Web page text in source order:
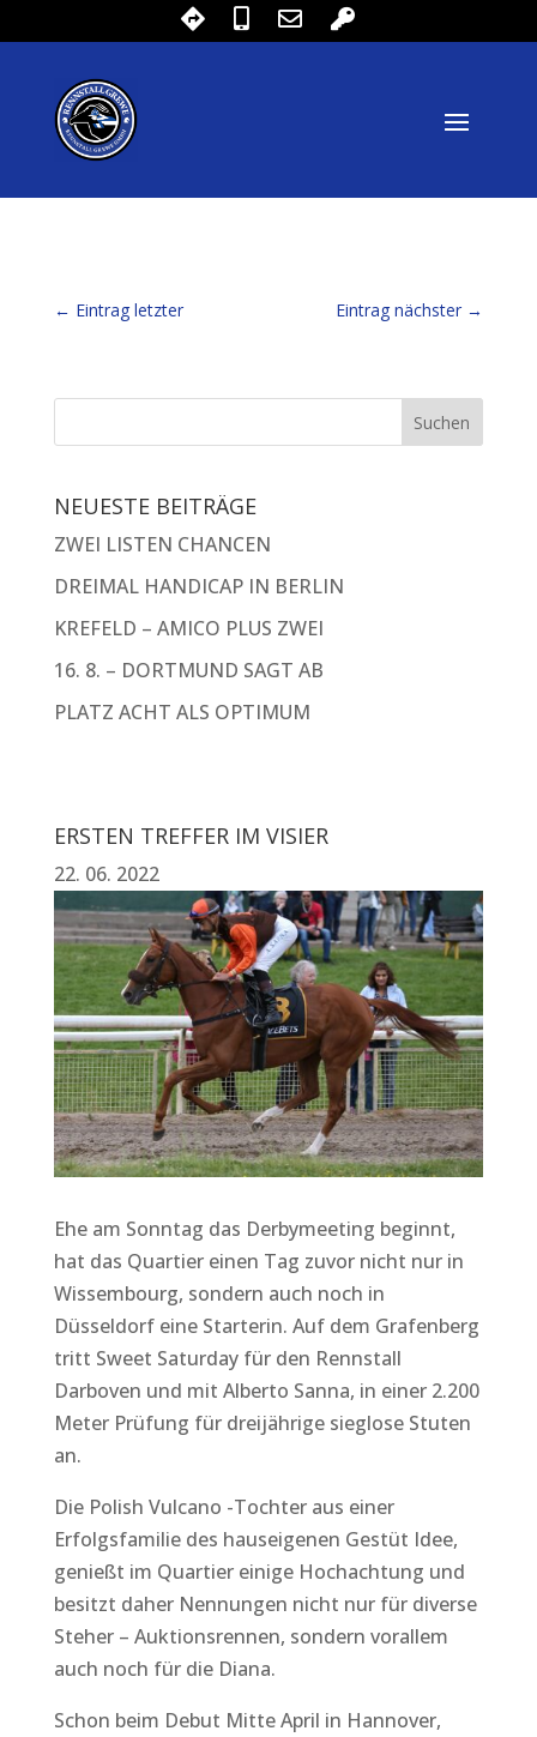
← Eintrag letzter Eintrag nächster →
NEUESTE BEITRÄGE
ZWEI LISTEN CHANCEN
DREIMAL HANDICAP IN BERLIN
KREFELD – AMICO PLUS ZWEI
16. 8. – DORTMUND SAGT AB
PLATZ ACHT ALS OPTIMUM
ERSTEN TREFFER IM VISIER
22. 06. 2022
Ehe am Sonntag das Derbymeeting beginnt,
hat das Quartier einen Tag zuvor nicht nur in
Wissembourg, sondern auch noch in
Düsseldorf eine Starterin. Auf dem Grafenberg
tritt Sweet Saturday für den Rennstall
Darboven und mit Alberto Sanna, in einer 2.200
Meter Prüfung für dreijährige sieglose Stuten
an.
Die Polish Vulcano -Tochter aus einer
Erfolgsfamilie des hauseigenen Gestüt Idee,
genießt im Quartier einige Hochachtung und
besitzt daher Nennungen nicht nur für diverse
Steher – Auktionsrennen, sondern vorallem
auch noch für die Diana.
Schon beim Debut Mitte April in Hannover,